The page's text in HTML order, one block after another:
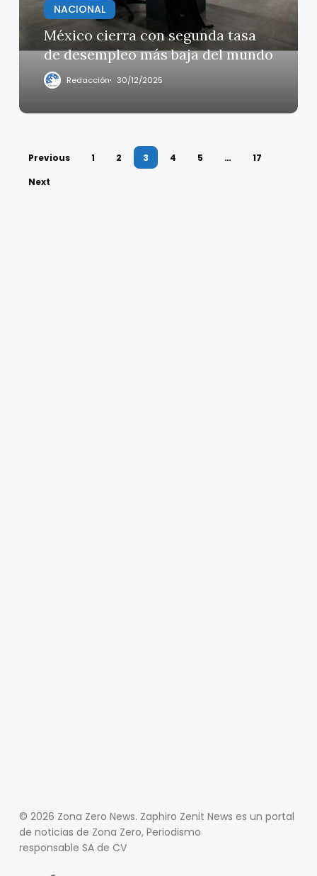
desempleo
mundo
NACIONAL
México cierra con segunda tasa
de desempleo más baja del mundo
Redacción 30/12/2025
Previous 1 2 3 4 5 …
17
Next
© 2026 Zona Zero News. Zaphiro Zenit News es un portal
de noticias de Zona Zero, Periodismo
responsable SA de CV